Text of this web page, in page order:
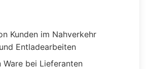
Kunden im Nahverkehr
Entladearbeiten
bei Lieferanten